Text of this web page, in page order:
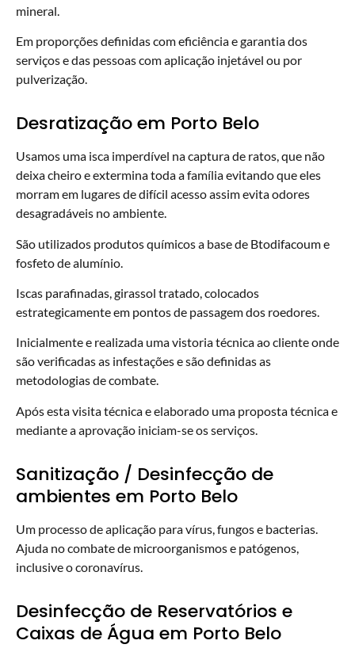
mineral.
Em proporções definidas com eficiência e garantia dos
serviços e das pessoas com aplicação injetável ou por
pulverização.
Desratização em Porto Belo
Usamos uma isca imperdível na captura de ratos, que não
deixa cheiro e extermina toda a família evitando que eles
morram em lugares de difícil acesso assim evita odores
desagradáveis no ambiente.
São utilizados produtos químicos a base de Btodifacoum e
fosfeto de alumínio.
Iscas parafinadas, girassol tratado, colocados
estrategicamente em pontos de passagem dos roedores.
Inicialmente e realizada uma vistoria técnica ao cliente onde
são verificadas as infestações e são definidas as
metodologias de combate.
Após esta visita técnica e elaborado uma proposta técnica e
mediante a aprovação iniciam-se os serviços.
Sanitização / Desinfecção de
ambientes em Porto Belo
Um processo de aplicação para vírus, fungos e bacterias.
Ajuda no combate de microorganismos e patógenos,
inclusive o coronavírus.
Desinfecção de Reservatórios e
Caixas de Água em Porto Belo